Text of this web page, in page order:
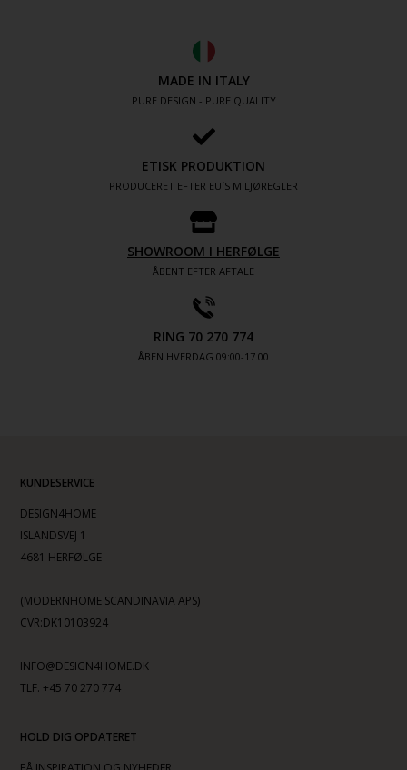
MADE IN ITALY
PURE DESIGN - PURE QUALITY
ETISK PRODUKTION
PRODUCERET EFTER EU´S MILJØREGLER
SHOWROOM I HERFØLGE
ÅBENT EFTER AFTALE
RING 70 270 774
ÅBEN HVERDAG 09:00-17.00
KUNDESERVICE
DESIGN4HOME
ISLANDSVEJ 1
4681 HERFØLGE
(MODERNHOME SCANDINAVIA APS)
CVR:DK10103924
INFO@DESIGN4HOME.DK
TLF. +45 70 270 774
HOLD DIG OPDATERET